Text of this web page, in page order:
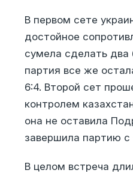
В первом сете
достойное
сумела сделать два
партия все же
6:4. Второй сет
контролем
она не оставила
завершила партию с
В целом встреча